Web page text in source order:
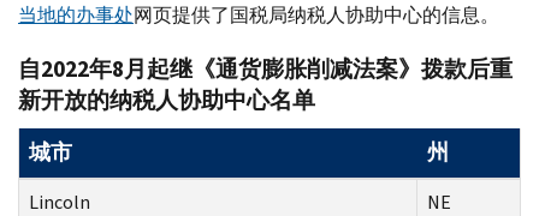
当地的办事处网页提供了国税局纳税人协助中心的信息。
自2022年8月起继《通货膨胀削减法案》拨款后重
新开放的纳税人协助中心名单
城市 州
Lincoln
NE